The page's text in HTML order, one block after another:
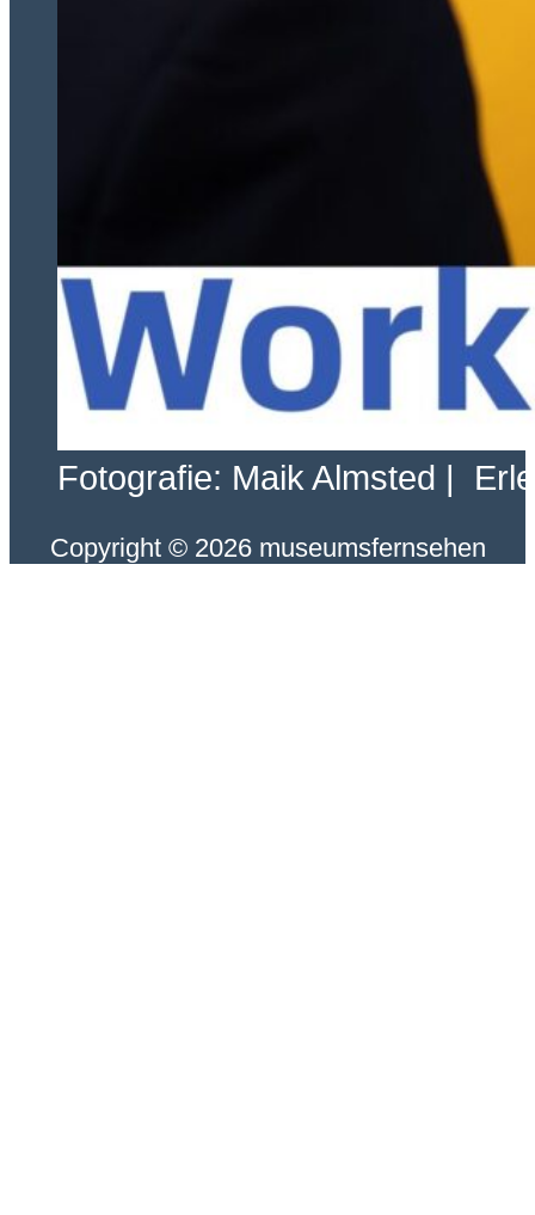
Fotografie: Maik Almsted |
Copyright © 2026 museumsfernsehen